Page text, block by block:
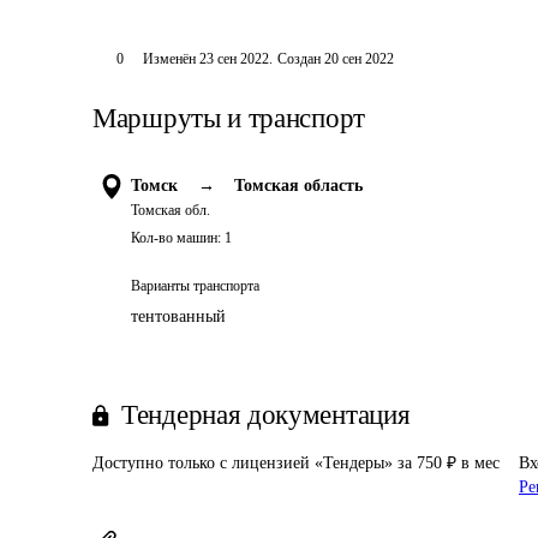
0 Изменён 23 сен 2022. Создан 20 сен 2022
Маршруты и транспорт
Томск →
Томская обл.
Томская область
Кол-во машин: 1
Варианты транспорта
тентованный
Тендерная документация
Доступно только с лицензией «Тендеры» за 750 ₽ в мес